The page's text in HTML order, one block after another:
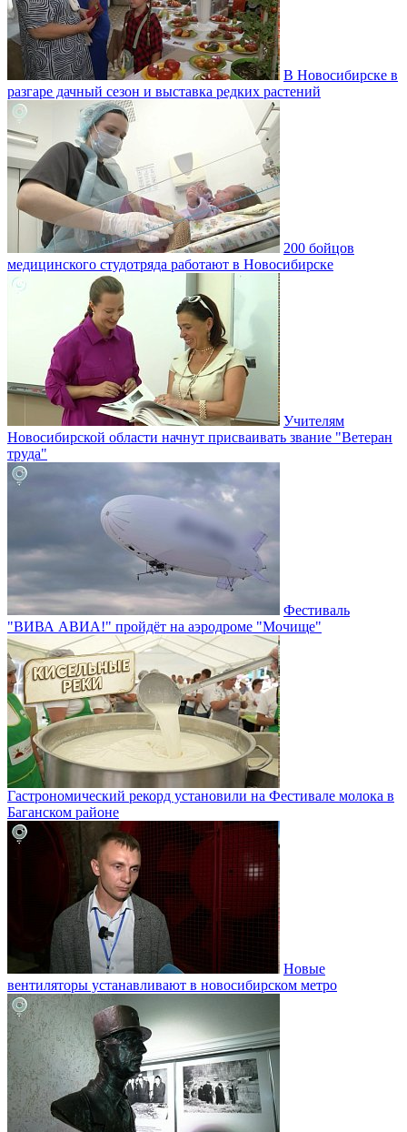
В Новосибирске в
разгаре дачный сезон и выставка редких растений
200 бойцов
медицинского студотряда работают в Новосибирске
Учителям
Новосибирской области начнут присваивать звание "Ветеран
труда"
Фестиваль
"ВИВА АВИА!" пройдёт на аэродроме "Мочище"
Гастрономический рекорд установили на Фестивале молока в
Баганском районе
Новые
вентиляторы устанавливают в новосибирском метро